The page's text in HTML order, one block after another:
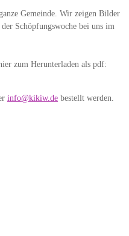
Gemeinde. Wir zeigen Bilder
Schöpfungswoche bei uns im
zum Herunterladen als pdf:
info@kikiw.de bestellt werden.